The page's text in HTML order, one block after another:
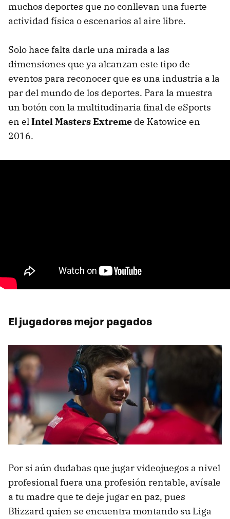
muchos deportes que no conllevan una fuerte
actividad física o escenarios al aire libre.
Solo hace falta darle una mirada a las
dimensiones que ya alcanzan este tipo de
eventos para reconocer que es una industria a la
par del mundo de los deportes. Para la muestra
un botón con la multitudinaria final de eSports
en elIntel Masters Extreme de Katowice en
2016.
El jugadores mejor pagados
Por si aún dudabas que jugar videojuegos a nivel
profesional fuera una profesión rentable, avísale
a tu madre que te deje jugar en paz, pues
Blizzard quien se encuentra montando su Liga